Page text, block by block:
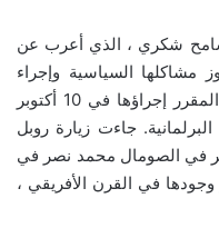
سامح شكري ، الذي أعرب عن
السياسية وإجراء
انتخابات برلمانية ورئاسية ناجحة. من المقرر إجراؤها في 10 أكتوبر
البرلمانية. جاءت زيارة روبل
في الصومال محمد نصر في
في القرن الأفريقي ،